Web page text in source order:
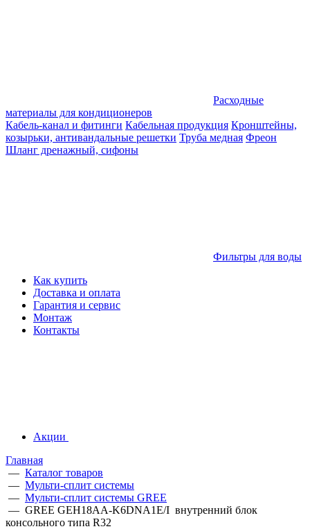
Расходные
материалы для кондиционеров
Кабель-канал и фитинги Кабельная продукция Кронштейны,
козырьки, антивандальные решетки Труба медная Фреон
Шланг дренажный, сифоны
Фильтры для воды
Как купить
Доставка и оплата
Гарантия и сервис
Монтаж
Контакты
Акции
Главная
— Каталог товаров
— Мульти-сплит системы
— Мульти-сплит системы GREE
— GREE GEH18AA-K6DNA1E/I внутренний блок
консольного типа R32